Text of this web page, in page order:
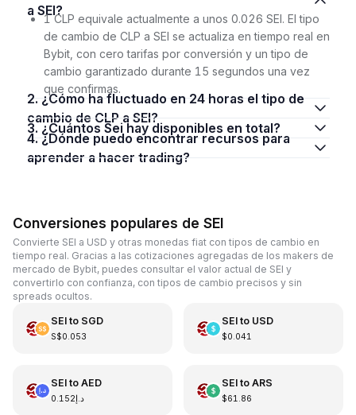
a SEI?
1 CLP equivale actualmente a unos 0.026 SEI. El tipo
de cambio de CLP a SEI se actualiza en tiempo real en
Bybit, con cero tarifas por conversión y un tipo de
cambio garantizado durante 15 segundos una vez
que confirmas.
2. ¿Cómo ha fluctuado en 24 horas el tipo de
cambio de CLP a SEI?
3. ¿Cuántos Sei hay disponibles en total?
4. ¿Dónde puedo encontrar recursos para
aprender a hacer trading?
Conversiones populares de SEI
Convierte SEI a USD y otras monedas fiat con tipos de cambio en
tiempo real. Gracias a las cotizaciones agregadas de los makers de
mercado de Bybit, puedes consultar el valor actual de SEI y
convertirlo con confianza, con tipos de cambio precisos y sin
spreads ocultos.
SEIto SGD
S$0.053
SEIto USD
$0.041
SEIto AED
د.إ0.152
SEIto ARS
$61.86